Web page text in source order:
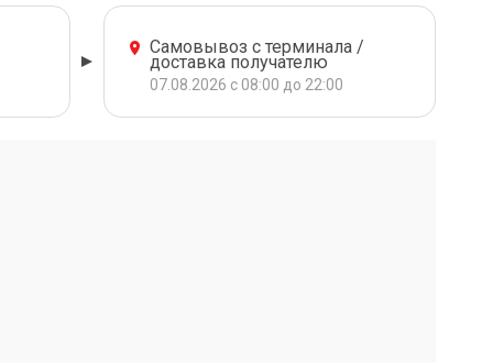
Самовывоз с терминала /
доставка получателю
07.08.2026 с 08:00 до 22:00